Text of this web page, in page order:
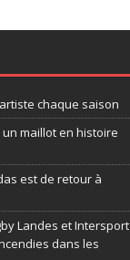
chaque saison
un maillot en histoire
est de retour à
Landes et Intersport
dans les